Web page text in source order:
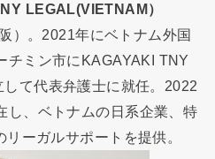
LEGAL(VIETNAM）
）。2021年にベトナム外国
チミン市にKAGAYAKI TNY
て代表弁護士に就任。2022
し、ベトナムの日系企業、特
ーガルサポートを提供。